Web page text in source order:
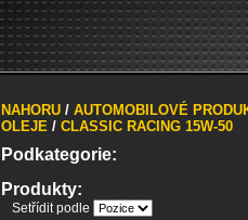
NAHORU / AUTOMOBILOVÉ
OLEJE / CLASSIC RACING 15W-50
Podkategorie:
Produkty:
Setřídit podle